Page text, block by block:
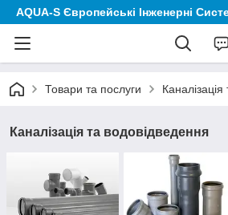
AQUA-S Європейські Інженерні
Товари та послуги
Каналізація та водовідведення